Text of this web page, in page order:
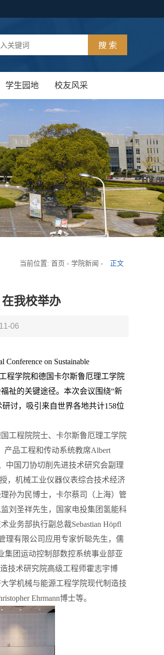
学生园地 校友风采
当前位置: 首页 - 学院新闻 - 正文
我校举办
06
Conference on Sustainable
程学院和德国卡尔斯鲁厄理工学院
祉的关键途径。本次会议围绕“新
讨，吸引来自世界各地共计158位
工程院院士、卡尔斯鲁厄理工学院
产品工程和传动系统教席Albert
中国刀协切削先进技术研究会副理
，机械工业仪器仪表综合技术经济
孙为民博士，卡尔蔡司（上海）管
刘圣祥先生，国家电投集团氢能科
业务部执行副总裁Sebastian Höpfl
理有限公司应用专家忻聪先生，儒
集团运动控制部数控系统事业部亚
技术研究院高级工程师霍志宇博
学机械与能源工程学院现代制造技
Ehrmann博士等。